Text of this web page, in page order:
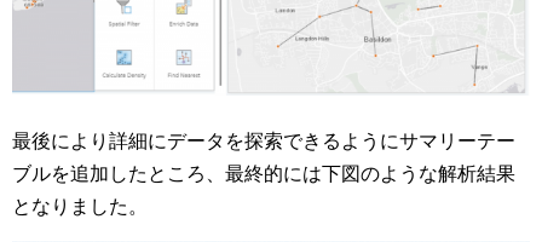
最後により詳細にデータを探索できるようにサマリーテー
ブルを追加したところ、最終的には下図のような解析結果
となりました。